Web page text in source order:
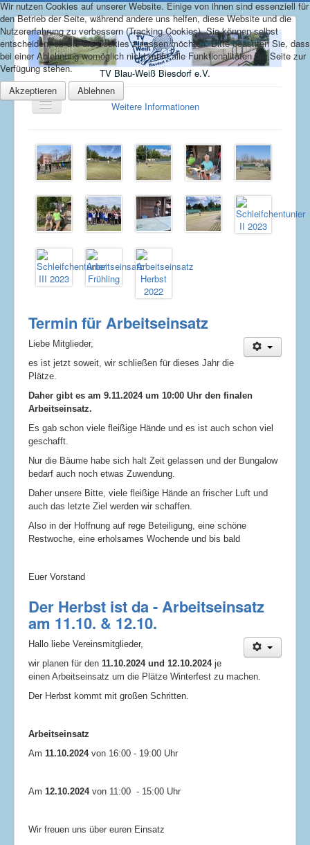
TV Blau-Weiß Biesdorf e.V.
Toggle
Navigation
über uns
Bilder
Kontakt / Downloads
Platzreservierung
Aktuelle Seite: Startseite
Termin für Arbeitseinsatz
Liebe Mitglieder,
es ist jetzt soweit, wir schließen für dieses Jahr die
Plätze.
Daher gibt es am 9.11.2024 um 10:00 Uhr den finalen
Arbeitseinsatz.
Es gab schon viele fleißige Hände und es ist auch schon viel
geschafft.
Nur die Bäume habe sich halt Zeit gelassen und der Bungalow
bedarf auch noch etwas Zuwendung.
Daher unsere Bitte, viele fleißige Hände an frischer Luft und
auch das letzte Ziel werden wir schaffen.
Also in der Hoffnung auf rege Beteiligung, eine schöne
Restwoche, eine erholsames Wochende und bis bald
Euer Vorstand
Der Herbst ist da - Arbeitseinsatz
am 11.10. & 12.10.
Hallo liebe Vereinsmitglieder,
wir planen für den 11.10.2024 und 12.10.2024je
einen Arbeitseinsatz um die Plätze Winterfest zu machen.
Der Herbst kommt mit großen Schritten.
Arbeitseinsatz
Am 11.10.2024von 16:00 - 19:00 Uhr
Am 12.10.2024von 11:00 - 15:00 Uhr
Wir freuen uns über euren Einsatz
Wir nutzen Cookies auf unserer Website. Einige von ihnen sind essenziell für
den Betrieb der Seite, während andere uns helfen, diese Website und die
Nutzererfahrung zu verbessern (Tracking Cookies). Sie können selbst
entscheiden, ob Sie die Cookies zulassen möchten. Bitte beachten Sie, dass
bei einer Ablehnung womöglich nicht mehr alle Funktionalitäten der Seite zur
Verfügung stehen.
Akzeptieren
Ablehnen
Weitere Informationen